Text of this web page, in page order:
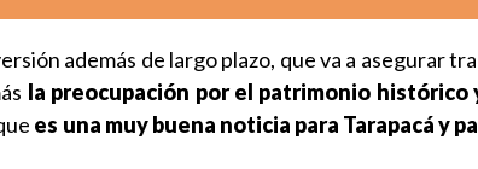
además de largo plazo, que va a asegurar
la preocupación por el patrimonio
es una muy buena noticia para Tarapacá y